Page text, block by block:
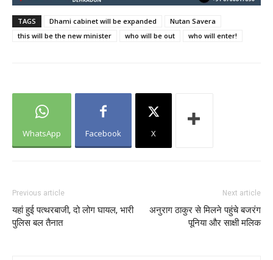
TAGS Dhami cabinet will be expanded
Nutan Savera
this will be the new minister
who will be out who will enter!
WhatsApp Facebook X
Previous article
यहां हुई पत्थरबाजी, दो लोग घायल, भारी
पुलिस बल तैनात
Next article
अनुराग ठाकुर से मिलने पहुंचे बजरंग
पूनिया और साक्षी मलिक